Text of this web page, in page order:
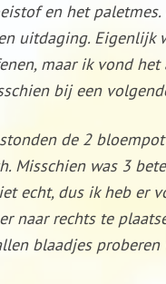
en het
uitdaging. Eigenlijk
maar ik vond het
bij een
de 2
Misschien was 3
echt, dus ik heb er
naar rechts te
blaadjes proberen